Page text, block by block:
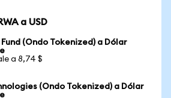
a USD
(Ondo Tokenized) a Dólar
a 8,74 $
(Ondo Tokenized) a Dólar